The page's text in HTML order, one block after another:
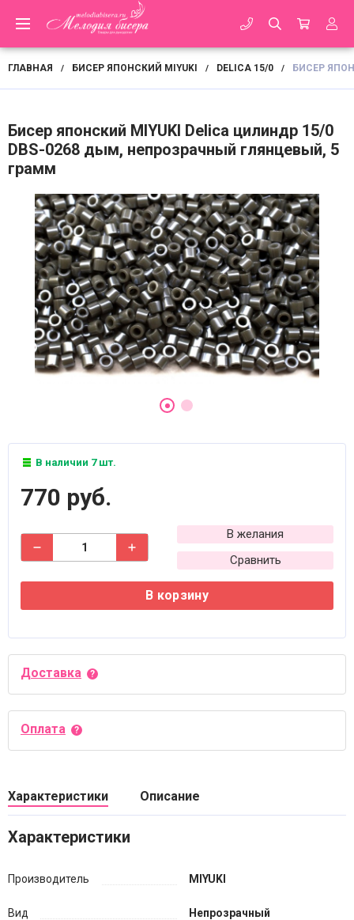
ГЛАВНАЯ / БИСЕР ЯПОНСКИЙ MIYUKI / DELICA 15/0 / БИСЕР
Бисер японский MIYUKI Delica цилиндр 15/0
DBS-0268 дым, непрозрачный глянцевый, 5
грамм
В наличии 7 шт.
770 руб.
В желания
Сравнить
В корзину
Доставка
Оплата
Характеристики Описание
Характеристики
Производитель MIYUKI
Вид Непрозрачный